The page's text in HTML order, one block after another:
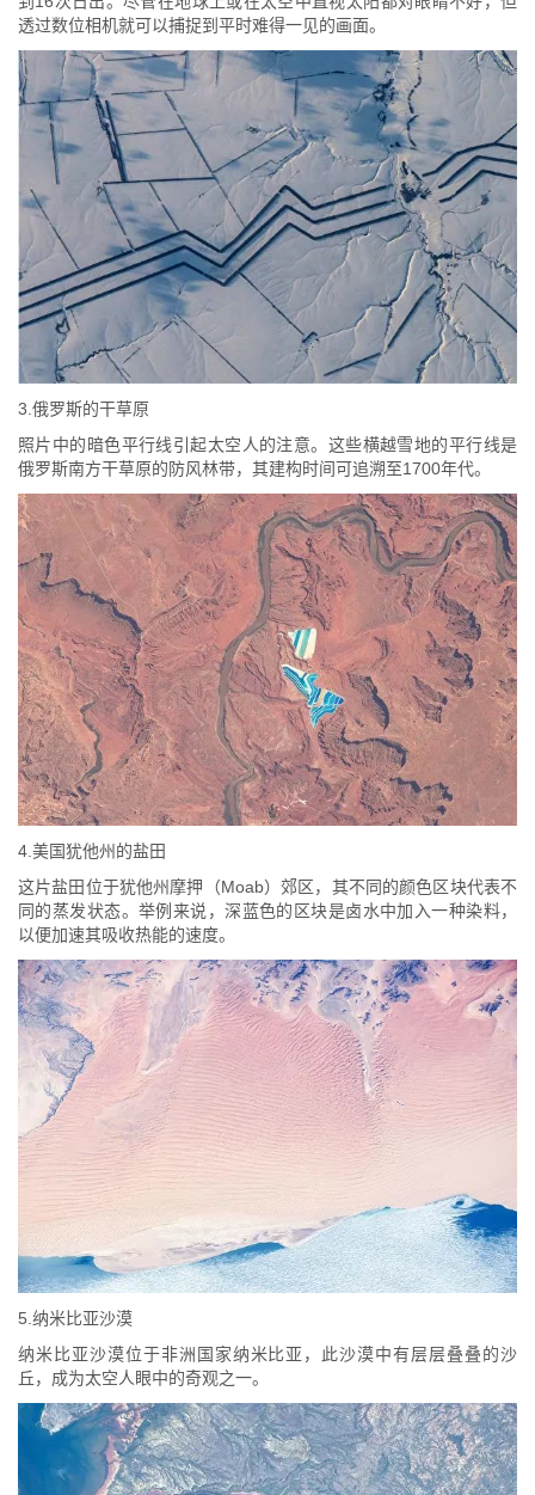
透过数位相机就可以捕捉到平时难得一见的画面。
3.俄罗斯的干草原
照片中的暗色平行线引起太空人的注意。这些横越雪地的平行线是
俄罗斯南方干草原的防风林带，其建构时间可追溯至1700年代。
4.美国犹他州的盐田
这片盐田位于犹他州摩押（Moab）郊区，其不同的颜色区块代表不
同的蒸发状态。举例来说，深蓝色的区块是卤水中加入一种染料，
以便加速其吸收热能的速度。
5.纳米比亚沙漠
纳米比亚沙漠位于非洲国家纳米比亚，此沙漠中有层层叠叠的沙
丘，成为太空人眼中的奇观之一。